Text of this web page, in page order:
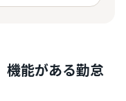
機能がある勤怠